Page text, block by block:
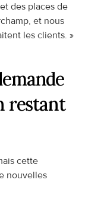
des places de
et nous
les clients. »
restant
cette
nouvelles